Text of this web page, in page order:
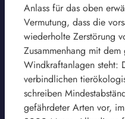
Anlass für das oben
Vermutung, dass die
wiederholte Zerstörung
Zusammenhang mit
Windkraftanlagen steht:
verbindlichen
schreiben
gefährdeter Arten vor,